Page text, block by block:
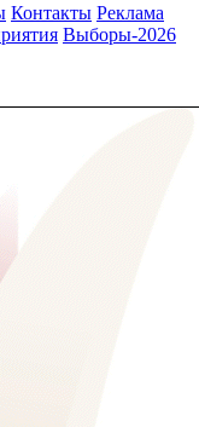
Контакты Реклама
Выборы-2026